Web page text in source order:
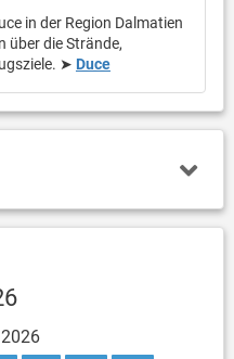
in der Region Dalmatien
über die Strände,
➤ Duce